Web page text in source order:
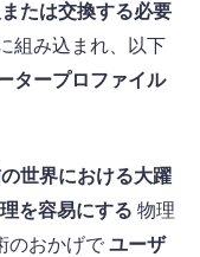
たは交換する必要
組み込まれ、以下
タープロファイル
世界における大躍
を容易にする 物理
のおかげで ユーザ